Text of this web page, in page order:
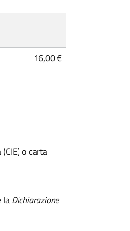
16,00 €
o carta
laDichiarazione